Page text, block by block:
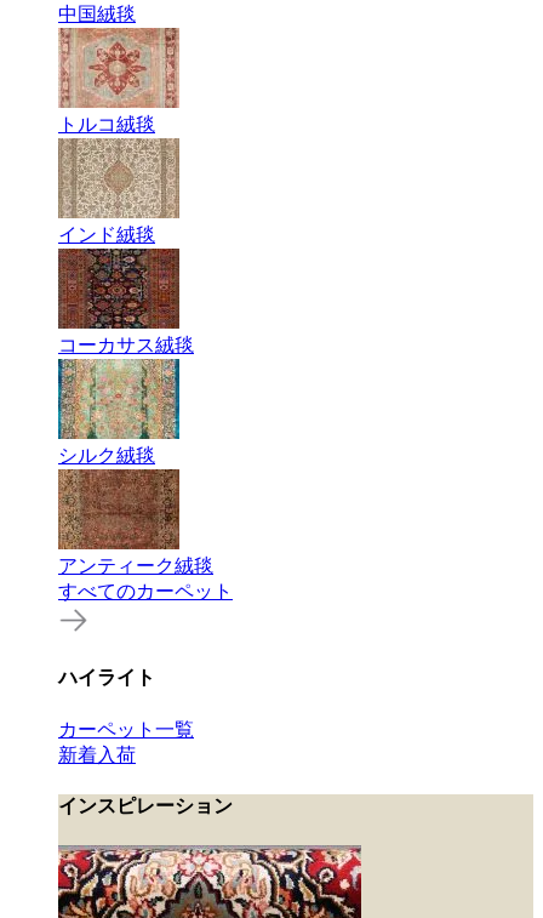
中国絨毯
トルコ絨毯
インド絨毯
コーカサス絨毯
シルク絨毯
アンティーク絨毯
すべてのカーペット
ハイライト
カーペット一覧
新着入荷
インスピレーション